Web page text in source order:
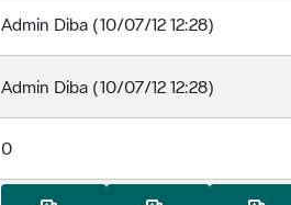
Admin Diba (10/07/12 12:28)
Admin Diba (10/07/12 12:28)
0